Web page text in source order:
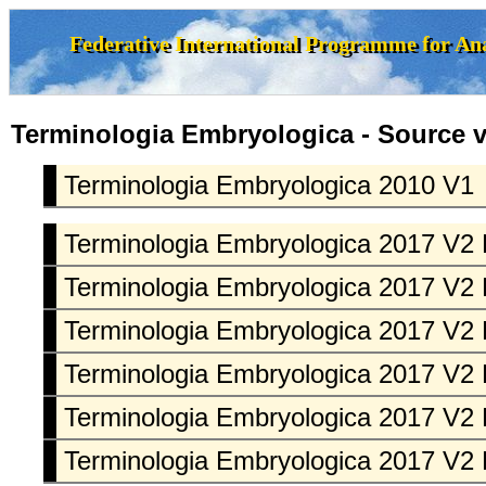
Terminologia Embryologica - Source
Terminologia Embryologica 2010 V1
Terminologia Embryologica 2017 V2
Terminologia Embryologica 2017 V2
Terminologia Embryologica 2017 V2
Terminologia Embryologica 2017 V2
Terminologia Embryologica 2017 V2
Terminologia Embryologica 2017 V2